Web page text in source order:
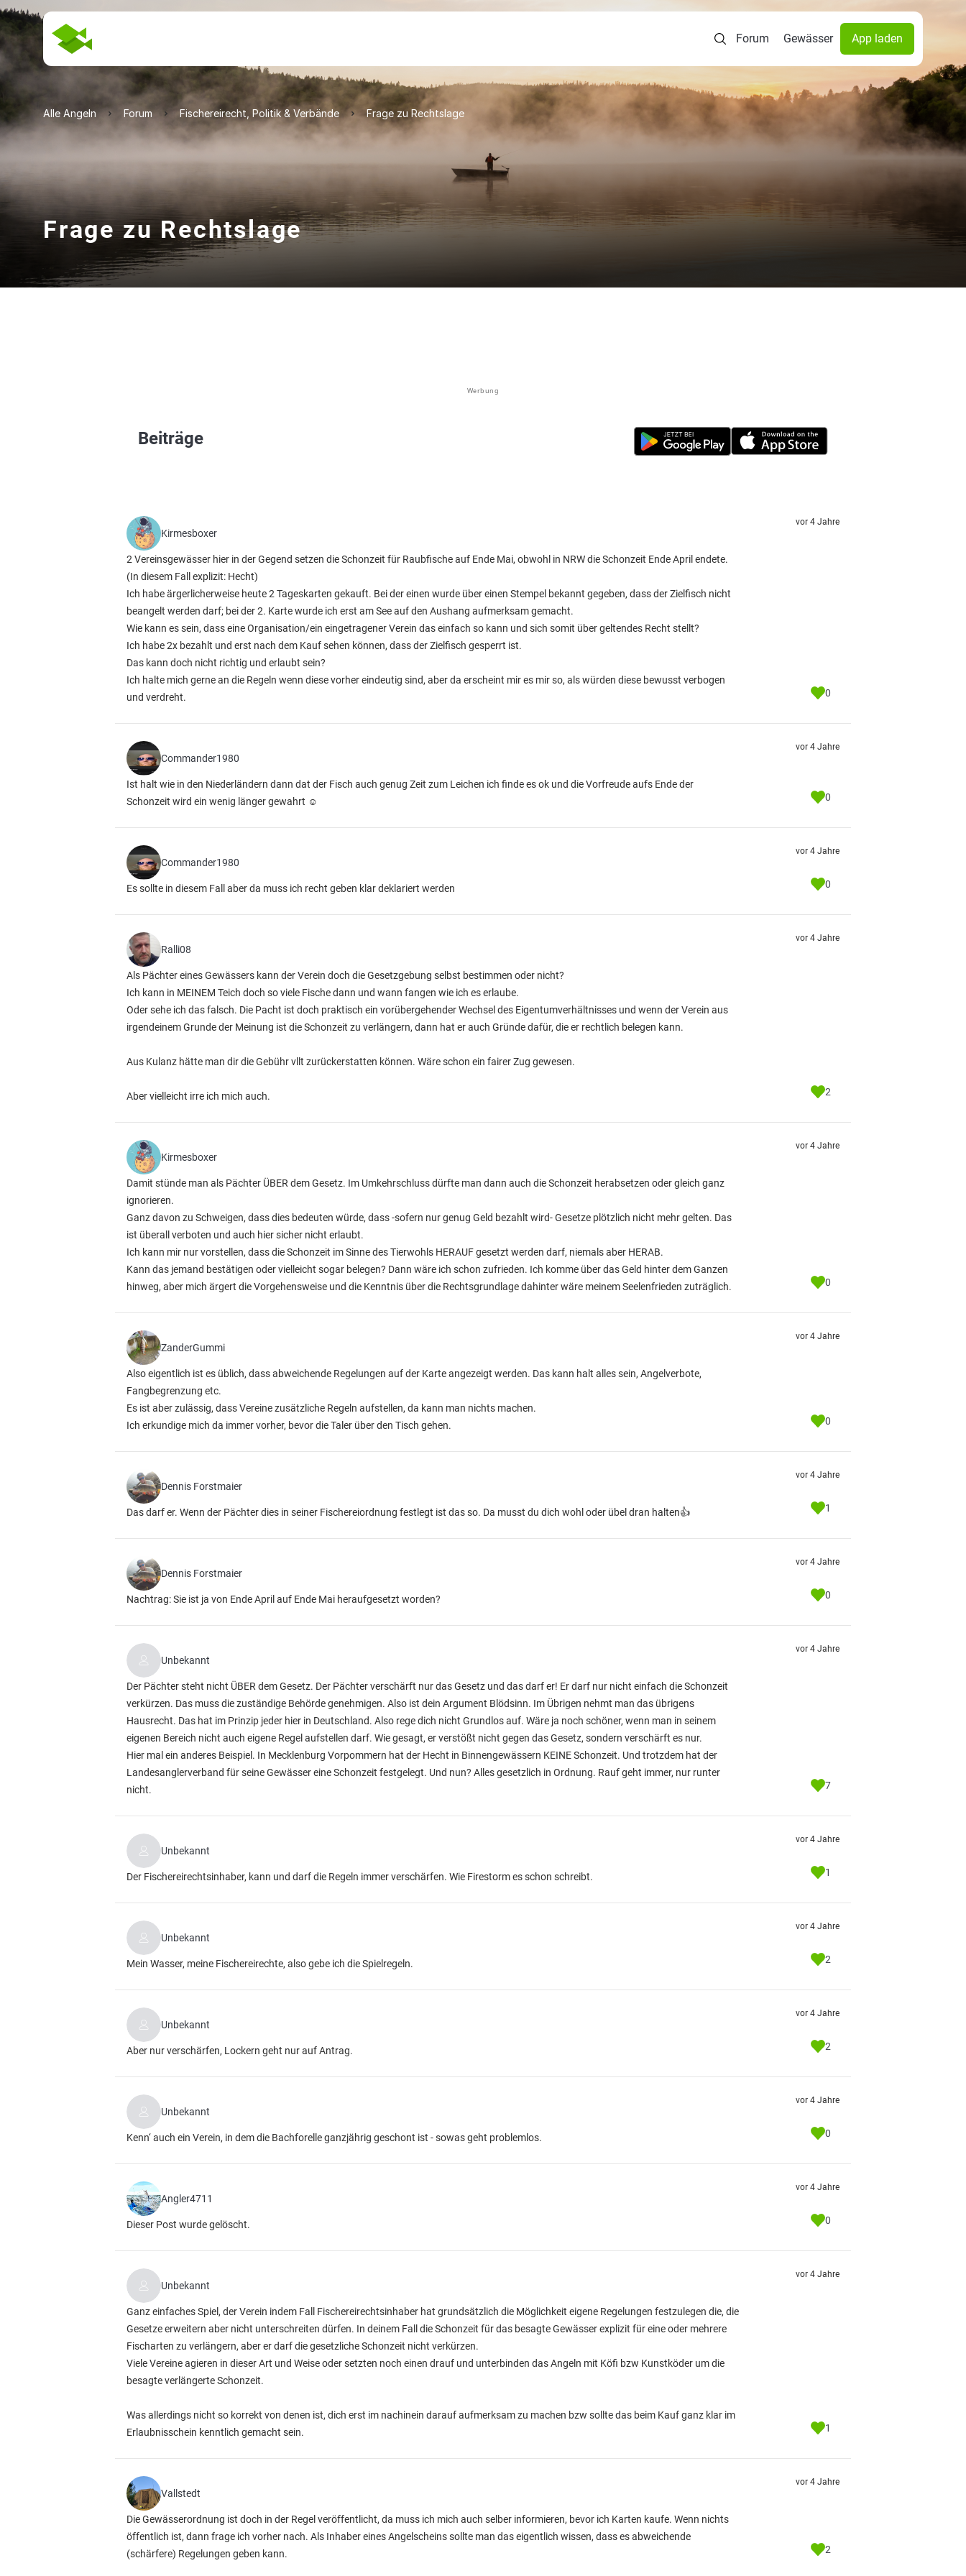
Forum Gewässer App laden
Alle Angeln Forum Fischereirecht, Politik & Verbände Frage zu Rechtslage
Frage zu Rechtslage
Werbung
Beiträge
Kirmesboxer
2 Vereinsgewässer hier in der Gegend setzen die Schonzeit für Raubfische auf Ende Mai, obwohl in NRW die Schonzeit Ende April endete.
(In diesem Fall explizit: Hecht)
Ich habe ärgerlicherweise heute 2 Tageskarten gekauft. Bei der einen wurde über einen Stempel bekannt gegeben, dass der Zielfisch nicht
beangelt werden darf; bei der 2. Karte wurde ich erst am See auf den Aushang aufmerksam gemacht.
Wie kann es sein, dass eine Organisation/ein eingetragener Verein das einfach so kann und sich somit über geltendes Recht stellt?
Ich habe 2x bezahlt und erst nach dem Kauf sehen können, dass der Zielfisch gesperrt ist.
Das kann doch nicht richtig und erlaubt sein?
Ich halte mich gerne an die Regeln wenn diese vorher eindeutig sind, aber da erscheint mir es mir so, als würden diese bewusst verbogen
und verdreht.
vor 4 Jahre
0
Commander1980
Ist halt wie in den Niederländern dann dat der Fisch auch genug Zeit zum Leichen ich finde es ok und die Vorfreude aufs Ende der
Schonzeit wird ein wenig länger gewahrt ☺️
vor 4 Jahre
0
Commander1980
Es sollte in diesem Fall aber da muss ich recht geben klar deklariert werden
vor 4 Jahre
0
Ralli08
Als Pächter eines Gewässers kann der Verein doch die Gesetzgebung selbst bestimmen oder nicht?
Ich kann in MEINEM Teich doch so viele Fische dann und wann fangen wie ich es erlaube.
Oder sehe ich das falsch. Die Pacht ist doch praktisch ein vorübergehender Wechsel des Eigentumverhältnisses und wenn der Verein aus
irgendeinem Grunde der Meinung ist die Schonzeit zu verlängern, dann hat er auch Gründe dafür, die er rechtlich belegen kann.
Aus Kulanz hätte man dir die Gebühr vllt zurückerstatten können. Wäre schon ein fairer Zug gewesen.
Aber vielleicht irre ich mich auch.
vor 4 Jahre
2
Kirmesboxer
Damit stünde man als Pächter ÜBER dem Gesetz. Im Umkehrschluss dürfte man dann auch die Schonzeit herabsetzen oder gleich ganz
ignorieren.
Ganz davon zu Schweigen, dass dies bedeuten würde, dass -sofern nur genug Geld bezahlt wird- Gesetze plötzlich nicht mehr gelten. Das
ist überall verboten und auch hier sicher nicht erlaubt.
Ich kann mir nur vorstellen, dass die Schonzeit im Sinne des Tierwohls HERAUF gesetzt werden darf, niemals aber HERAB.
Kann das jemand bestätigen oder vielleicht sogar belegen? Dann wäre ich schon zufrieden. Ich komme über das Geld hinter dem Ganzen
hinweg, aber mich ärgert die Vorgehensweise und die Kenntnis über die Rechtsgrundlage dahinter wäre meinem Seelenfrieden zuträglich.
vor 4 Jahre
0
ZanderGummi
Also eigentlich ist es üblich, dass abweichende Regelungen auf der Karte angezeigt werden. Das kann halt alles sein, Angelverbote,
Fangbegrenzung etc.
Es ist aber zulässig, dass Vereine zusätzliche Regeln aufstellen, da kann man nichts machen.
Ich erkundige mich da immer vorher, bevor die Taler über den Tisch gehen.
vor 4 Jahre
0
Dennis Forstmaier
Das darf er. Wenn der Pächter dies in seiner Fischereiordnung festlegt ist das so. Da musst du dich wohl oder übel dran halten👍
vor 4 Jahre
1
Dennis Forstmaier
Nachtrag: Sie ist ja von Ende April auf Ende Mai heraufgesetzt worden?
vor 4 Jahre
0
Unbekannt
Der Pächter steht nicht ÜBER dem Gesetz. Der Pächter verschärft nur das Gesetz und das darf er! Er darf nur nicht einfach die Schonzeit
verkürzen. Das muss die zuständige Behörde genehmigen. Also ist dein Argument Blödsinn. Im Übrigen nehmt man das übrigens
Hausrecht. Das hat im Prinzip jeder hier in Deutschland. Also rege dich nicht Grundlos auf. Wäre ja noch schöner, wenn man in seinem
eigenen Bereich nicht auch eigene Regel aufstellen darf. Wie gesagt, er verstößt nicht gegen das Gesetz, sondern verschärft es nur.
Hier mal ein anderes Beispiel. In Mecklenburg Vorpommern hat der Hecht in Binnengewässern KEINE Schonzeit. Und trotzdem hat der
Landesanglerverband für seine Gewässer eine Schonzeit festgelegt. Und nun? Alles gesetzlich in Ordnung. Rauf geht immer, nur runter
nicht.
vor 4 Jahre
7
Unbekannt
Der Fischereirechtsinhaber, kann und darf die Regeln immer verschärfen. Wie Firestorm es schon schreibt.
vor 4 Jahre
1
Unbekannt
Mein Wasser, meine Fischereirechte, also gebe ich die Spielregeln.
vor 4 Jahre
2
Unbekannt
Aber nur verschärfen, Lockern geht nur auf Antrag.
vor 4 Jahre
2
Unbekannt
Kenn‘ auch ein Verein, in dem die Bachforelle ganzjährig geschont ist - sowas geht problemlos.
vor 4 Jahre
0
Angler4711
Dieser Post wurde gelöscht.
vor 4 Jahre
0
Unbekannt
Ganz einfaches Spiel, der Verein indem Fall Fischereirechtsinhaber hat grundsätzlich die Möglichkeit eigene Regelungen festzulegen die, die
Gesetze erweitern aber nicht unterschreiten dürfen. In deinem Fall die Schonzeit für das besagte Gewässer explizit für eine oder mehrere
Fischarten zu verlängern, aber er darf die gesetzliche Schonzeit nicht verkürzen.
Viele Vereine agieren in dieser Art und Weise oder setzten noch einen drauf und unterbinden das Angeln mit Köfi bzw Kunstköder um die
besagte verlängerte Schonzeit.
Was allerdings nicht so korrekt von denen ist, dich erst im nachinein darauf aufmerksam zu machen bzw sollte das beim Kauf ganz klar im
Erlaubnisschein kenntlich gemacht sein.
vor 4 Jahre
1
Vallstedt
Die Gewässerordnung ist doch in der Regel veröffentlicht, da muss ich mich auch selber informieren, bevor ich Karten kaufe. Wenn nichts
öffentlich ist, dann frage ich vorher nach. Als Inhaber eines Angelscheins sollte man das eigentlich wissen, dass es abweichende
(schärfere) Regelungen geben kann.
vor 4 Jahre
2